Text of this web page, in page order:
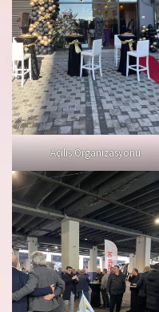
Açılış Organizasyonu